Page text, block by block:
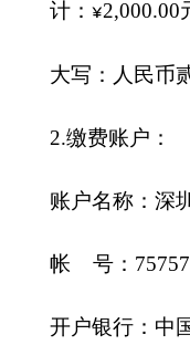
计： ¥2,000.00
大写：人民币
2.缴费账户：
账户名称：深
帐 号：
开户银行：中